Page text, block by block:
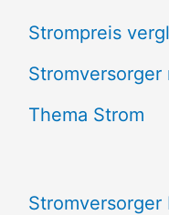
h
e
n
Strompreis
Stromversorger
Thema Strom